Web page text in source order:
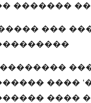
�������
���
����
����